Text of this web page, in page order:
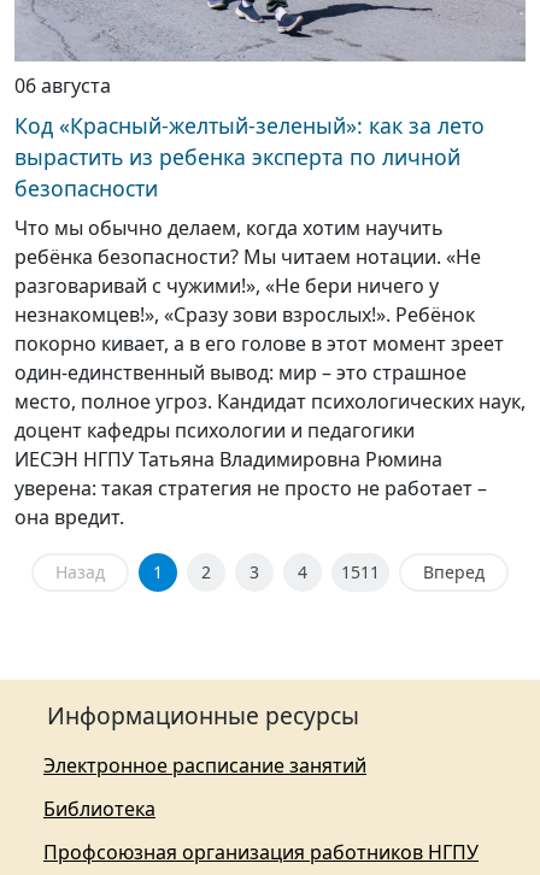
06 августа
Код «Красный-желтый-зеленый»: как за лето
вырастить из ребенка эксперта по личной
безопасности
Что мы обычно делаем, когда хотим научить
ребёнка безопасности? Мы читаем нотации. «Не
разговаривай с чужими!», «Не бери ничего у
незнакомцев!», «Сразу зови взрослых!». Ребёнок
покорно кивает, а в его голове в этот момент зреет
один-единственный вывод: мир – это страшное
место, полное угроз. Кандидат психологических наук,
доцент кафедры психологии и педагогики
ИЕСЭН НГПУ Татьяна Владимировна Рюмина
уверена: такая стратегия не просто не работает –
она вредит.
Назад 1 2 3 4 1511 Вперед
Информационные ресурсы
Электронное расписание занятий
Библиотека
Профсоюзная организация работников НГПУ